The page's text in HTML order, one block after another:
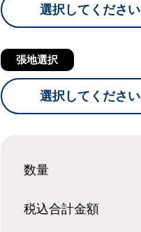
選択してください
張地選択
選択してください
数量
税込合計金額